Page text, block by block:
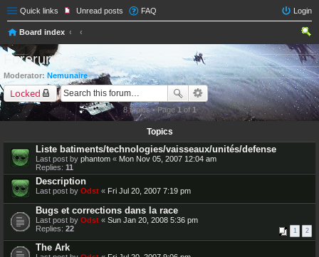
Quick links Unread posts FAQ Login
Board index
ear
ch
Forerunner
Moderator: Nemunaire
Locked
8 topics • Page1 of 1
Topics
Liste batiments/technologies/vaisseaux/unités/defense
Last post by phantom « Mon Nov 05, 2007 12:04 am
Replies: 11
Description
Last post by Odst « Fri Jul 20, 2007 7:19 pm
Bugs et corrections dans la race
Last post by Odst « Sun Jan 20, 2008 5:36 pm
Replies: 22 1 2
The Ark